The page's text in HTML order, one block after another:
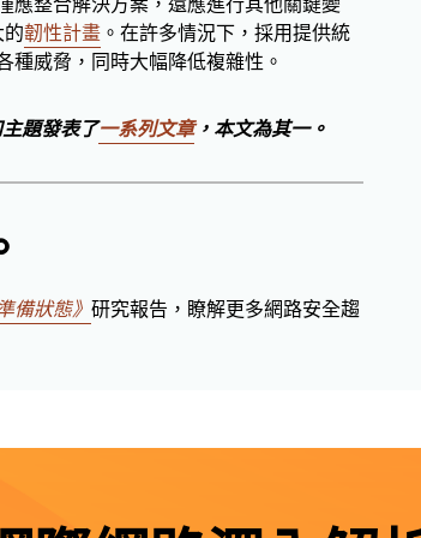
韌性計畫 。在許多情況下，採用提供統
種威脅，同時大幅降低複雜性。
題發表了一系列文章，本文為其一。
備狀態》 研究報告，瞭解更多網路安全趨